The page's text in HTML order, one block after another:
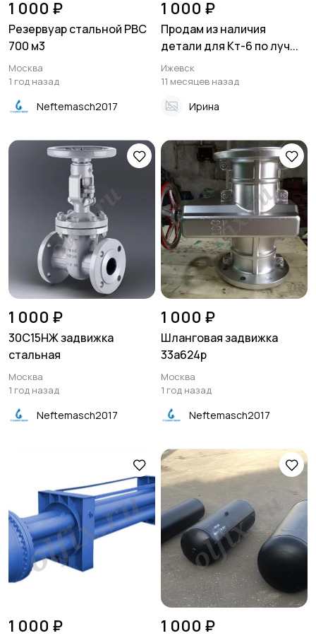
1 000 ₽
Резервуар стальной РВС
700 м3
Москва
1 год назад
Neftemasch2017
1 000 ₽
Продам из наличия
детали для Кт-6 по луч...
Ижевск
11 месяцев назад
Ирина
1 000 ₽
30С15НЖ задвижка
стальная
Москва
1 год назад
Neftemasch2017
1 000 ₽
Шланговая задвижка
33а624р
Москва
1 год назад
Neftemasch2017
1 000 ₽ 1 000 ₽